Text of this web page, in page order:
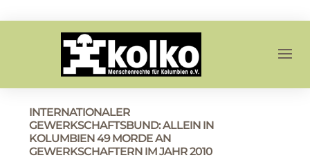
INTERNATIONALER
GEWERKSCHAFTSBUND: ALLEIN IN
KOLUMBIEN 49 MORDE AN
GEWERKSCHAFTERN IM JAHR 2010